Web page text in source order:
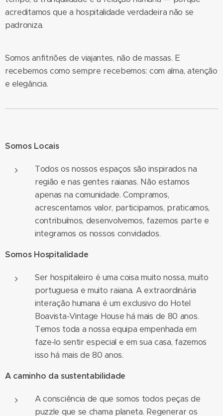
acreditamos que a hospitalidade verdadeira não se
padroniza.
Somos anfitriões de viajantes, não de massas. E
recebemos como sempre recebemos: com alma, atenção
e elegância.
Somos Locais
Todos os nossos espaços são inspirados na
região e nas gentes raianas. Não estamos
apenas na comunidade. Compramos,
acrescentamos valor, participamos, praticamos,
contribuímos, desenvolvemos, fazemos parte e
integramos os nossos convidados.
Somos Hospitalidade
Ser hospitaleiro é uma coisa muito nossa, muito
portuguesa e muito raiana. A extraordinária
interação humana é um exclusivo do Hotel
Boavista-Vintage House há mais de 80 anos.
Temos toda a nossa equipa empenhada em
faze-lo sentir especial e em sua casa, fazemos
isso há mais de 80 anos.
A caminho da sustentabilidade
A consciência de que somos todos peças de
puzzle que se chama planeta. Regenerar os